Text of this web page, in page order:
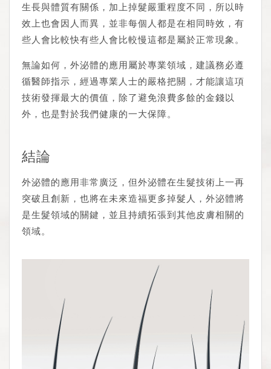
生長與體質有關係，加上掉髮嚴重程度不同，所以時
效上也會因人而異，並非每個人都是在相同時效，有
些人會比較快有些人會比較慢這都是屬於正常現象。
無論如何，外泌體的應用屬於專業領域，建議務必遵
循醫師指示，經過專業人士的嚴格把關，才能讓這項
技術發揮最大的價值，除了避免浪費多餘的金錢以
外，也是對於我們健康的一大保障。
結論
外泌體的應用非常廣泛，但外泌體在生髮技術上一再
突破且創新，也將在未來造福更多掉髮人，外泌體將
是生髮領域的關鍵，並且持續拓張到其他皮膚相關的
領域。